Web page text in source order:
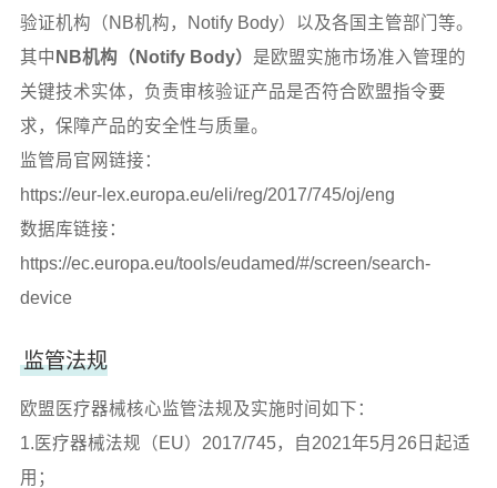
验证机构（NB机构，Notify Body）以及各国主管部门等。
其中 NB机构（Notify Body） 是欧盟实施市场准入管理的
关键技术实体，负责审核验证产品是否符合欧盟指令要
求，保障产品的安全性与质量。
监管局官网链接：
https://eur-lex.europa.eu/eli/reg/2017/745/oj/eng
数据库链接：
https://ec.europa.eu/tools/eudamed/#/screen/search-
device
监管法规
欧盟医疗器械核心监管法规及实施时间如下：
1.医疗器械法规（EU）2017/745，自2021年5月26日起适
用；